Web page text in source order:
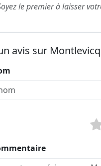
le premier à laisser
avis sur Montlevicq